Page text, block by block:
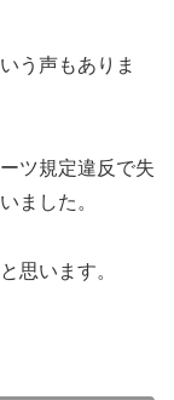
う声もありま
ツ規定違反で失
ました。
思います。